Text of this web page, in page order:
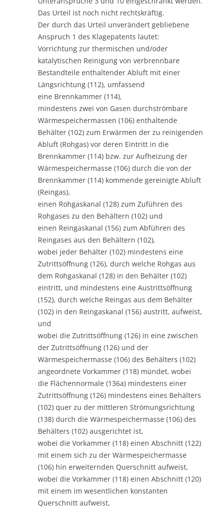
Das Urteil ist noch nicht rechtskräftig.
Der durch das Urteil unverändert gebliebene
Anspruch 1 des Klagepatents lautet:
Vorrichtung zur thermischen und/oder
katalytischen Reinigung von verbrennbare
Bestandteile enthaltender Abluft mit einer
Längsrichtung (112), umfassend
eine Brennkammer (114),
mindestens zwei von Gasen durchströmbare
Wärmespeichermassen (106) enthaltende
Behälter (102) zum Erwärmen der zu reinigenden
Abluft (Rohgas) vor deren Eintritt in die
Brennkammer (114) bzw. zur Aufheizung der
Wärmespeichermasse (106) durch die von der
Brennkammer (114) kommende gereinigte Abluft
(Reingas),
einen Rohgaskanal (128) zum Zuführen des
Rohgases zu den Behältern (102) und
einen Reingaskanal (156) zum Abführen des
Reingases aus den Behältern (102),
wobei jeder Behälter (102) mindestens eine
Zutrittsöffnung (126), durch welche Rohgas aus
dem Rohgaskanal (128) in den Behälter (102)
eintritt, und mindestens eine Austrittsöffnung
(152), durch welche Reingas aus dem Behälter
(102) in den Reingaskanal (156) austritt, aufweist,
und
wobei die Zutrittsöffnung (126) in eine zwischen
der Zutrittsöffnung (126) und der
Wärmespeichermasse (106) des Behälters (102)
angeordnete Vorkammer (118) mündet, wobei
die Flächennormale (136a) mindestens einer
Zutrittsöffnung (126) mindestens eines Behälters
(102) quer zu der mittleren Strömungsrichtung
(138) durch die Wärmespeichermasse (106) des
Behälters (102) ausgerichtet ist,
wobei die Vorkammer (118) einen Abschnitt (122)
mit einem sich zu der Wärmespeichermasse
(106) hin erweiternden Querschnitt aufweist,
wobei die Vorkammer (118) einen Abschnitt (120)
mit einem im wesentlichen konstanten
Querschnitt aufweist,